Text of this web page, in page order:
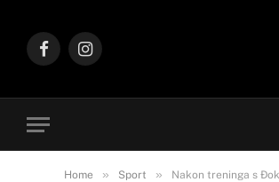
FacebookInstagram
Home » Sport » Nakon treninga s